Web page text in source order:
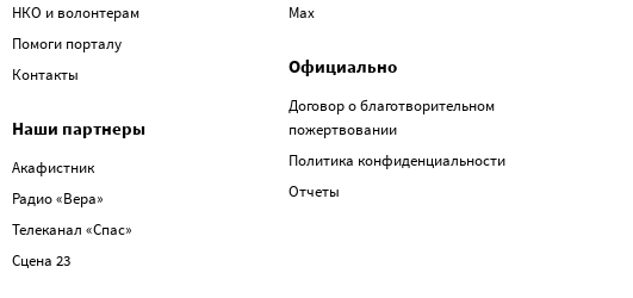
НКО и волонтерам
Помоги порталу
Контакты
Наши партнеры
Акафистник
Радио «Вера»
Телеканал «Спас»
Сцена 23
Max
Официально
Договор о благотворительном
пожертвовании
Политика конфиденциальности
Отчеты